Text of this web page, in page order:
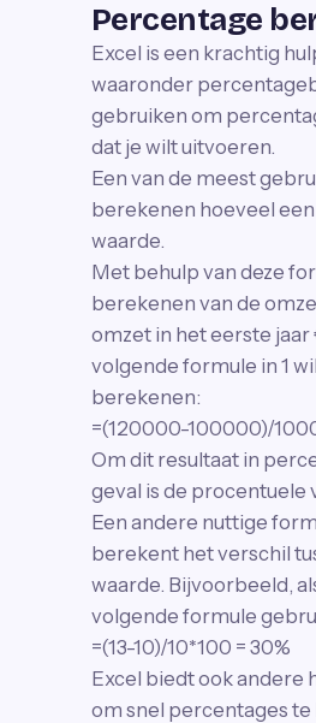
Percentage
Excel is een krachtig
waaronder
gebruiken om
dat je wilt uitvoeren.
Een van de meest
berekenen hoeveel
waarde.
Met behulp van deze
berekenen van de
omzet in het eerste jaar
volgende formule in 1
berekenen:
=(120000-100000)/
Om dit resultaat in
geval is de procentuele
Een andere nuttige
berekent het verschil
waarde. Bijvoorbeeld,
volgende formule
=(13-10)/10*100 = 30%
Excel biedt ook andere
om snel percentages